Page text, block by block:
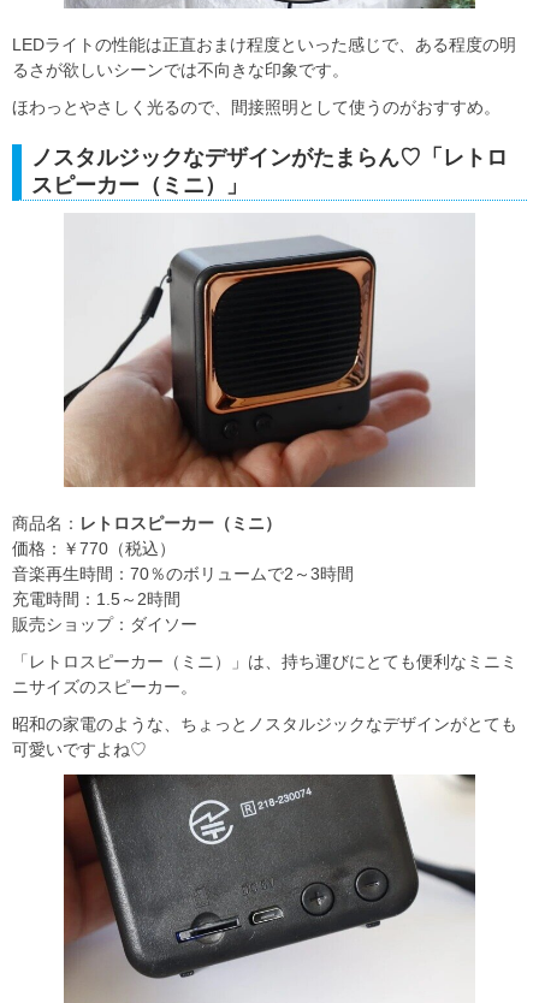
LEDライトの性能は正直おまけ程度といった感じで、ある程度の明
るさが欲しいシーンでは不向きな印象です。
ほわっとやさしく光るので、間接照明として使うのがおすすめ。
ノスタルジックなデザインがたまらん♡「レトロ
スピーカー（ミニ）」
商品名： レトロスピーカー（ミニ）
価格：￥770（税込）
音楽再生時間：70％のボリュームで2～3時間
充電時間：1.5～2時間
販売ショップ：ダイソー
「レトロスピーカー（ミニ）」は、持ち運びにとても便利なミニミ
ニサイズのスピーカー。
昭和の家電のような、ちょっとノスタルジックなデザインがとても
可愛いですよね♡